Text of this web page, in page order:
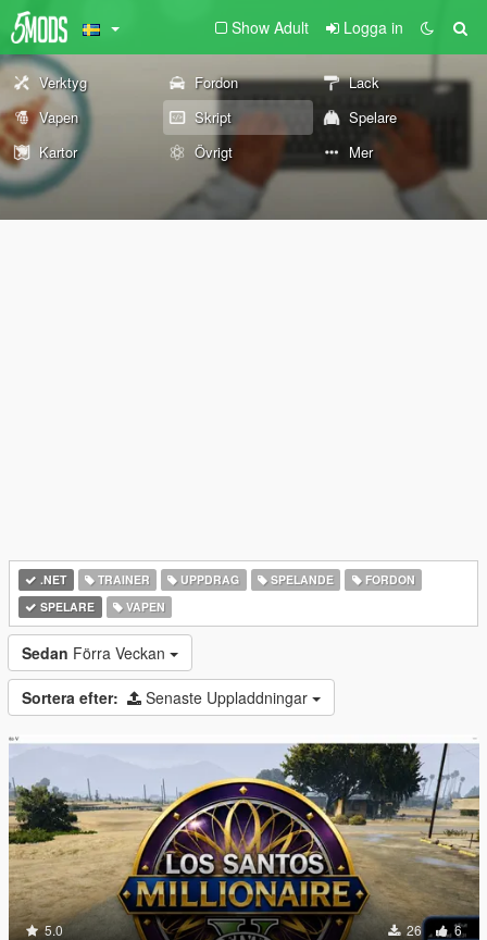
Show Adult Logga in
Verktyg Fordon
Lack
Vapen
Skript
Spelare
Kartor
Övrigt Mer
.NET TRAINER UPPDRAG SPELANDE
FORDON
SPELARE
VAPEN
Sedan Förra Veckan
Sortera efter: Senaste Uppladdningar
5.0 26 6